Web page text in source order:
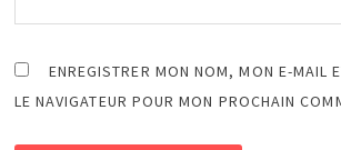
ENREGISTRER MON NOM, MON E-MAIL
LE NAVIGATEUR POUR MON PROCHAIN